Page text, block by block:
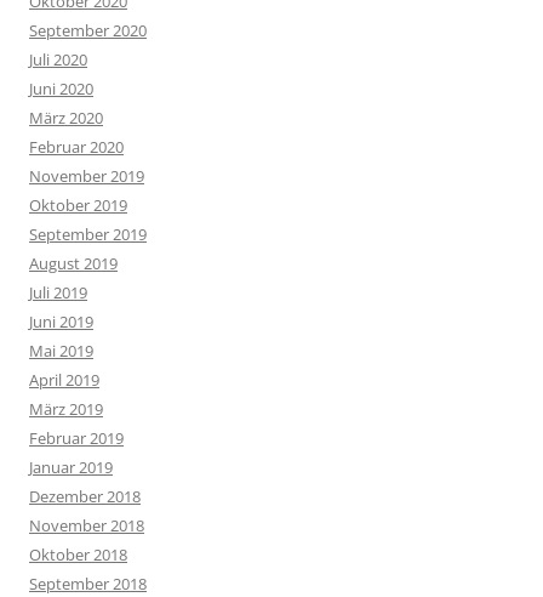
September 2020
Juli 2020
Juni 2020
März 2020
Februar 2020
November 2019
Oktober 2019
September 2019
August 2019
Juli 2019
Juni 2019
Mai 2019
April 2019
März 2019
Februar 2019
Januar 2019
Dezember 2018
November 2018
Oktober 2018
September 2018